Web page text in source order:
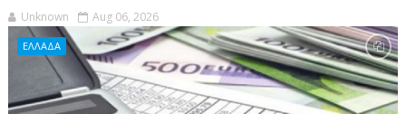
Unknown Aug 06, 2026
ΕΛΛΑΔΑ